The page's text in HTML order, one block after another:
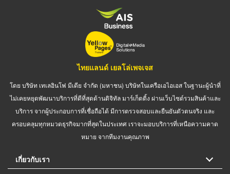
ไทยแลนด์ เยลโล่เพจเจส
โดย บริษัท เทเลอินโฟ มีเดีย จำกัด (มหาชน) บริษัทในเครือเอไอเอส ในฐานะผู้นำที่
ไม่เคยหยุดพัฒนาบริการที่ดีที่สุดด้านดิจิทัล มาร์เก็ตติ้ง ผ่านเว็บไซต์รวมสินค้าและ
บริการ จากผู้ประกอบการที่เชื่อถือได้ มีการตรวจสอบและยืนยันตัวตนจริง และ
ครอบคลุมทุกหมวดธุรกิจมากที่สุดในประเทศ เราจะมอบบริการที่เหนือความคาด
หมาย จากทีมงานคุณภาพ
เกี่ยวกับเรา